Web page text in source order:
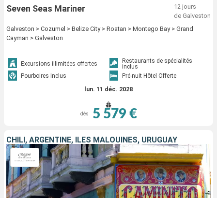
Seven Seas Mariner
12 jours
de Galveston
Galveston > Cozumel > Belize City > Roatan > Montego Bay > Grand
Cayman > Galveston
Excursions illimitées offertes
Restaurants de spécialités
inclus
Pourboires Inclus
Pré-nuit Hôtel Offerte
lun. 11 déc. 2028
dès 5 579 €
CHILI, ARGENTINE, ÎLES MALOUINES, URUGUAY